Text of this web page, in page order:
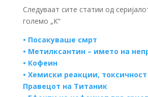
Следуваат сите статии од
големо „К“
• Посакуваше смрт
• Метилксантин – името на
• Кофеин
• Хемиски реакции,
Правецот на Титаник